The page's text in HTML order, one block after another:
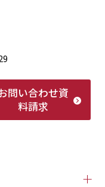
問い合わせ資
料請求